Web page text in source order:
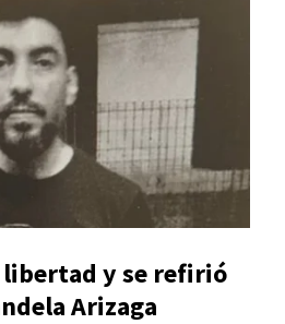
libertad y se refirió
Arizaga